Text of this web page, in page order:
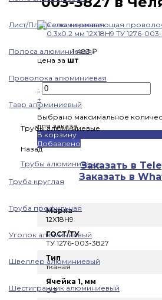
Лист/Плита алюминиевая
Полоса алюминиевая
Проволока алюминиевая
Тавр алюминиевый
Трубы алюминиевые
Назад
Трубы алюминиевые
Труба круглая
Труба профильная
Уголок алюминиевый
Швеллер алюминиевый
Шестигранник алюминиевый
1 483 ₽
цена за шт
-
+
×
Выбрано максимальное
для заказа
В корзину
Добавлено
Заказать в
Заказать в
Марка
12Х18Н9
ГОСТ/ТУ
ТУ 1276-003-3827
Тип
тканая
Ячейка 1, мм
0.3